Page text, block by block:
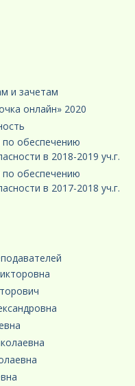
и зачетам
онлайн» 2020
обеспечению
в 2018-2019 уч.г.
обеспечению
в 2017-2018 уч.г.